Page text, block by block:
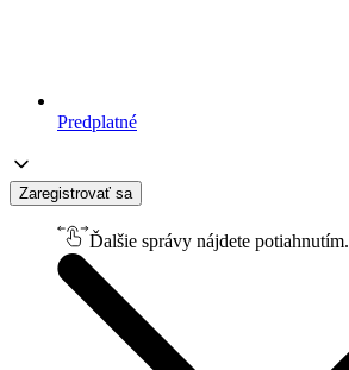
Predplatné
Zaregistrovať sa
Ďalšie správy nájdete potiahnutím.